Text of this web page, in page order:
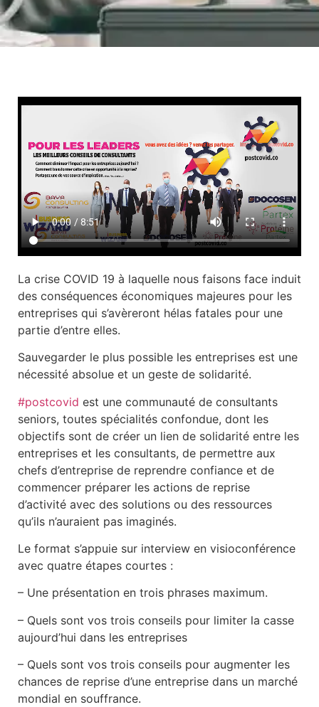
La crise COVID 19 à laquelle nous faisons face induit
des conséquences économiques majeures pour les
entreprises qui s’avèreront hélas fatales pour une
partie d’entre elles.
Sauvegarder le plus possible les entreprises est une
nécessité absolue et un geste de solidarité.
#postcovid est une communauté de consultants
seniors, toutes spécialités confondue, dont les
objectifs sont de créer un lien de solidarité entre les
entreprises et les consultants, de permettre aux
chefs d’entreprise de reprendre confiance et de
commencer préparer les actions de reprise
d’activité avec des solutions ou des ressources
qu’ils n’auraient pas imaginés.
Le format s’appuie sur interview en visioconférence
avec quatre étapes courtes :
– Une présentation en trois phrases maximum.
– Quels sont vos trois conseils pour limiter la casse
aujourd’hui dans les entreprises
– Quels sont vos trois conseils pour augmenter les
chances de reprise d’une entreprise dans un marché
mondial en souffrance.